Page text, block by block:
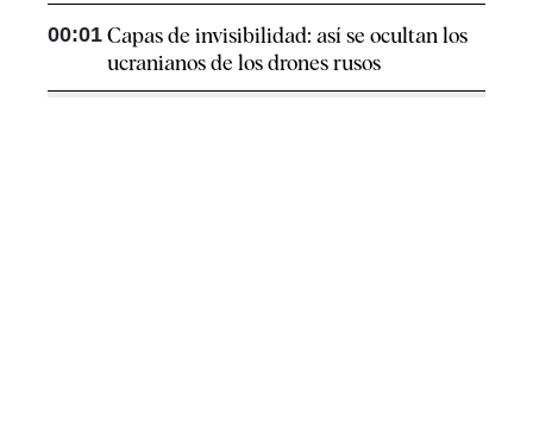
00:01 Capas de invisibilidad: así se ocultan los
ucranianos de los drones rusos